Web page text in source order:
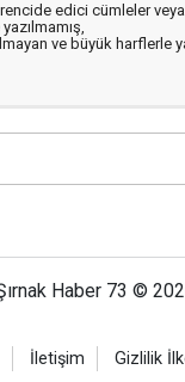
edici cümleler veya
ve büyük harflerle
Haber 73 ©
İletişim Gizlilik